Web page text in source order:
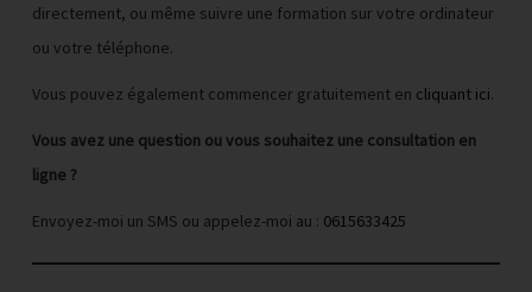
directement, ou même suivre une formation sur votre ordinateur
ou votre téléphone.
Vous pouvez également commencer gratuitement en cliquant ici.
Vous avez une question ou vous souhaitez une consultation en
ligne ?
Envoyez-moi un SMS ou appelez-moi au : 0615633425